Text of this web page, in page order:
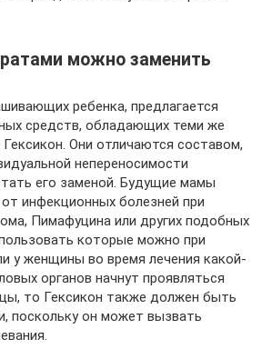
можно заменить
ребенка, предлагается
средств, обладающих теми же
Они отличаются составом,
непереносимости
его заменой. Будущие мамы
инфекционных болезней при
Пимафуцина или других подобных
которые можно при
у женщины во время лечения какой-
органов начнут проявляться
то Гексикон также должен быть
поскольку он может вызвать